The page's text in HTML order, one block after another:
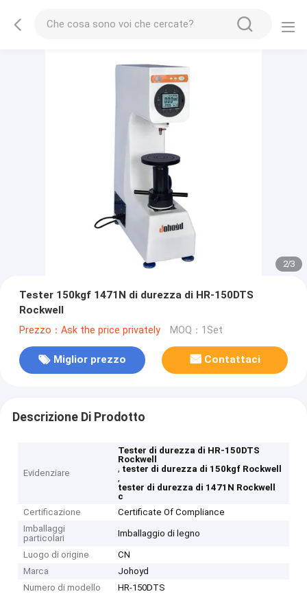
2/3
Tester 150kgf 1471N di durezza di HR-150DTS
Rockwell
Prezzo：Ask the price privately MOQ：1Set
Miglior prezzo Contattaci
Descrizione Di Prodotto
Evidenziare
Tester di durezza di HR-150DTS
Rockwell
, tester di durezza di 150kgf Rockwell
,
tester di durezza di 1471N Rockwell
c
Certificazione
Certificate Of Compliance
Imballaggi
particolari
Imballaggio di legno
Luogo di origine
CN
Marca
Johoyd
Numero di modello
HR-150DTS